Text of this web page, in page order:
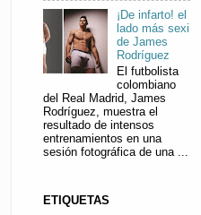
¡De infarto! el
lado más sexi
de James
Rodríguez
El futbolista
colombiano
del Real Madrid, James
Rodríguez, muestra el
resultado de intensos
entrenamientos en una
sesión fotográfica de una ...
ETIQUETAS